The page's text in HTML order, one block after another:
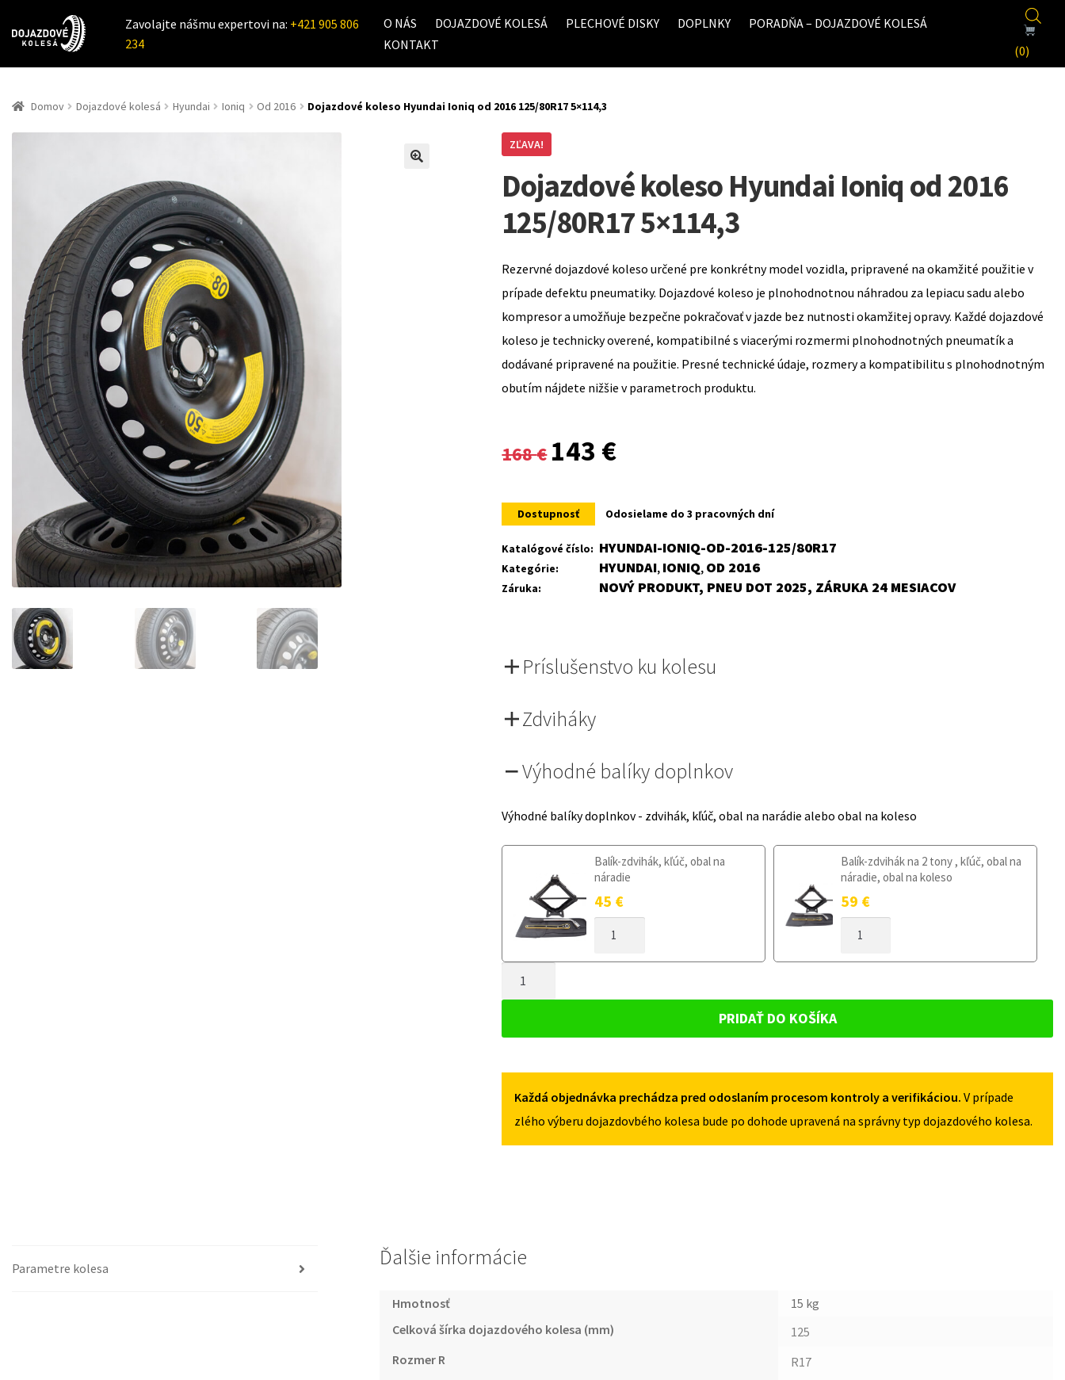
Zavolajte nášmu expertovi na: +421 905 806
234
O NÁS DOJAZDOVÉ KOLESÁ PLECHOVÉ DISKY DOPLNKY
PORADŇA – DOJAZDOVÉ KOLESÁ
KONTAKT
(0)
Domov Dojazdové kolesá Hyundai Ioniq Od 2016 Dojazdové koleso Hyundai Ioniq od 2016 125/80R17 5×114,3
ZĽAVA!
Dojazdové koleso Hyundai Ioniq od 2016
125/80R17 5×114,3
Rezervné dojazdové koleso určené pre konkrétny model vozidla, pripravené na okamžité použitie v
prípade defektu pneumatiky. Dojazdové koleso je plnohodnotnou náhradou za lepiacu sadu alebo
kompresor a umožňuje bezpečne pokračovať v jazde bez nutnosti okamžitej opravy. Každé dojazdové
koleso je technicky overené, kompatibilné s viacerými rozmermi plnohodnotných pneumatík a
dodávané pripravené na použitie. Presné technické údaje, rozmery a kompatibilitu s plnohodnotným
obutím nájdete nižšie v parametroch produktu.
168€
Original
was:
168 €.
143 €
is:
143 €.
Dostupnosť Odosielame do 3 pracovných dní
Katalógové číslo: HYUNDAI-IONIQ-OD-2016-125/80R17
Kategórie: HYUNDAI, IONIQ, OD 2016
Záruka: NOVÝ PRODUKT, PNEU DOT 2025, ZÁRUKA 24 MESIACOV
Príslušenstvo ku kolesu
Zdviháky
Výhodné balíky doplnkov
Výhodné balíky doplnkov - zdvihák, kľúč, obal na narádie alebo obal na koleso
Balík-zdvihák, kľúč, obal na
náradie
45 €
DOJAZDOVÉ
OD
125/80R17
Balík-zdvihák na 2 tony , kľúč, obal na
náradie, obal na koleso
59 €
DOJAZDOVÉ
OD
125/80R17
OD
2016
5X114,3
PRIDAŤ DO KOŠÍKA
Každá objednávka prechádza pred odoslaním procesom kontroly a verifikáciou. V prípade
zlého výberu dojazdovbého kolesa bude po dohode upravená na správny typ dojazdového kolesa.
Parametre kolesa Ďalšie informácie
Hmotnosť
15 kg
Celková šírka dojazdového kolesa (mm)
125
Rozmer R
R17